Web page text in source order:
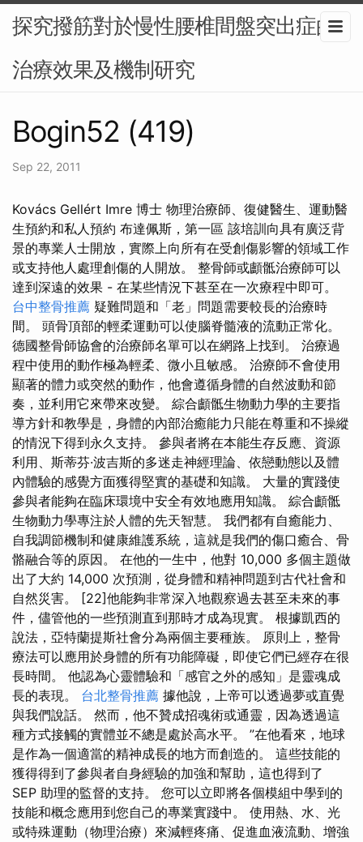
探究撥筋對於慢性腰椎間盤突出症的
治療效果及機制研究
Bogin52 (419)
Sep 22, 2011
Kovács Gellért Imre 博士 物理治療師、復健醫生、運動醫
生預約和私人預約 布達佩斯，第一區 該培訓向具有廣泛背
景的專業人士開放，實際上向所有在受創傷影響的領域工作
或支持他人處理創傷的人開放。 整骨師或顱骶治療師可以
達到深遠的效果 - 在某些情況下甚至在一次療程中即可。
台中整骨推薦 疑難問題和「老」問題需要較長的治療時
間。 頭骨頂部的輕柔運動可以使腦脊髓液的流動正常化。
德國整骨師協會的治療師名單可以在網路上找到。 治療過
程中使用的動作極為輕柔、微小且敏感。 治療師不會使用
顯著的體力或突然的動作，他會遵循身體的自然波動和節
奏，並利用它來帶來改變。 綜合顱骶生物動力學的主要指
導方針和教學是，身體的內部治癒能力只能在尊重和不操縱
的情況下得到永久支持。 參與者將在本能生存反應、資源
利用、斯蒂芬·波吉斯的多迷走神經理論、依戀動態以及體
內體驗的感覺方面獲得堅實的基礎和知識。 大量的實踐使
參與者能夠在臨床環境中安全有效地應用知識。 綜合顱骶
生物動力學專注於人體的先天智慧。 我們都有自癒能力、
自我調節機制和健康維護系統，這就是我們的傷口癒合、骨
骼融合等的原因。 在他的一生中，他對 10,000 多個主題做
出了大約 14,000 次預測，從身體和精神問題到古代社會和
自然災害。 [22]他能夠非常深入地觀察過去甚至未來的事
件，儘管他的一些預測直到那時才成為現實。 根據凱西的
說法，亞特蘭提斯社會分為兩個主要種族。 原則上，整骨
療法可以應用於身體的所有功能障礙，即使它們已經存在很
長時間。 他認為心靈體驗和「感官之外的感知」是靈魂成
長的表現。 台北整骨推薦 據他說，上帝可以透過夢或直覺
與我們說話。 然而，他不贊成招魂術或通靈，因為透過這
種方式接觸的實體並不總是處於高水平。 ”在他看來，地球
是作為一個適當的精神成長的地方而創造的。 這些技能的
獲得得到了參與者自身經驗的加強和幫助，這也得到了
SEP 助理的監督的支持。 您可以立即將各個模組中學到的
技能和概念應用到您自己的專業實踐中。 使用熱、水、光
或特殊運動（物理治療）來減輕疼痛、促進血液流動、增強